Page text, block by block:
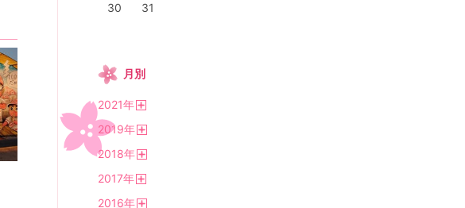
30 31
月別
2021年
2019年
2018年
2017年
2016年